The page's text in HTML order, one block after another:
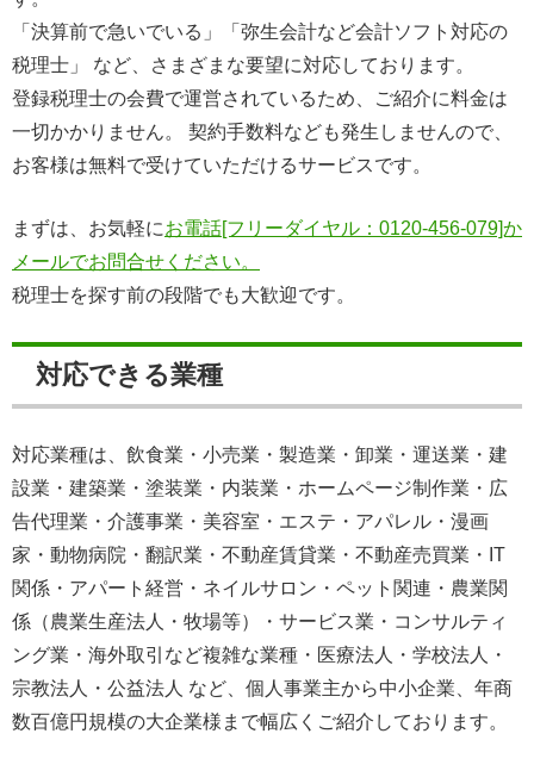
「決算前で急いでいる」「弥生会計など会計ソフト対応の
税理士」 など、さまざまな要望に対応しております。
登録税理士の会費で運営されているため、ご紹介に料金は
一切かかりません。 契約手数料なども発生しませんので、
お客様は無料で受けていただけるサービスです。
まずは、お気軽にお電話[フリーダイヤル：0120-456-079]か
メールでお問合せください。
税理士を探す前の段階でも大歓迎です。
対応できる業種
対応業種は、飲食業・小売業・製造業・卸業・運送業・建
設業・建築業・塗装業・内装業・ホームページ制作業・広
告代理業・介護事業・美容室・エステ・アパレル・漫画
家・動物病院・翻訳業・不動産賃貸業・不動産売買業・IT
関係・アパート経営・ネイルサロン・ペット関連・農業関
係（農業生産法人・牧場等）・サービス業・コンサルティ
ング業・海外取引など複雑な業種・医療法人・学校法人・
宗教法人・公益法人 など、個人事業主から中小企業、年商
数百億円規模の大企業様まで幅広くご紹介しております。